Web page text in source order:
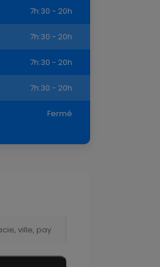
7h:30 - 20h
7h:30 - 20h
7h:30 - 20h
7h:30 - 20h
Fermé